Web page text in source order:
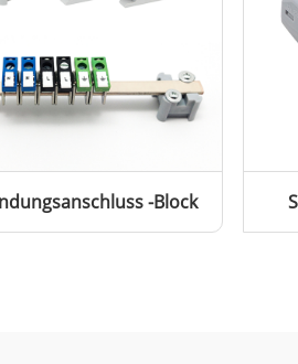
-Block